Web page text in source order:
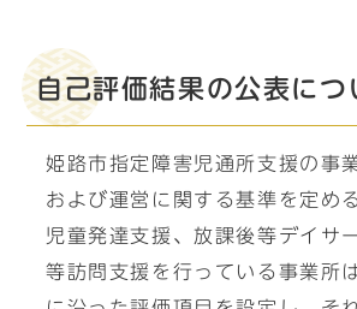
自己評価結果の公表につ
姫路市指定障害児通所支援の事
および運営に関する基準を定め
児童発達支援、放課後等デイサ
等訪問支援を行っている事業所